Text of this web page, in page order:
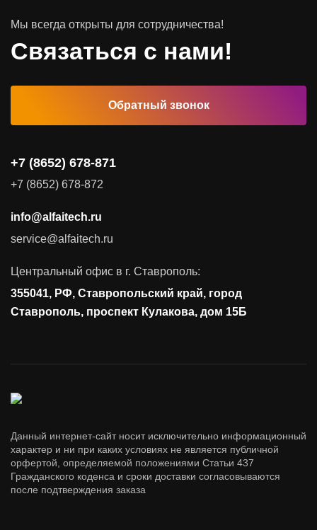
Автоматизированные рабочие места
Видеоконференцсвязь
Поставка продуктов для резервного копирования данных
Соответствие требованиям и стандартам
Антивирусная защита
Управление доступом
Сетевая безопасность
Мы всегда открыты для сотрудничества!
Связаться с нами!
Обратный звонок
+7 (8652) 678-871
+7 (8652) 678-872
info@alfaitech.ru
service@alfaitech.ru
Центральный офис в г. Ставрополь:
355041, РФ, Ставропольский край, город
Ставрополь, проспект Кулакова, дом 15Б
Данный интернет-сайт носит исключительно информационный
характер и ни при каких условиях не является публичной
орфертой, определяемой положениями Статьи 437
Гражданского коденса и сроки доставки согласовываются
после подтверждения заказа